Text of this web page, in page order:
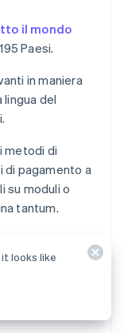
il mondo
Paesi.
in maniera
lingua del
metodi di
di pagamento a
su moduli o
tantum.
per il
it looks like